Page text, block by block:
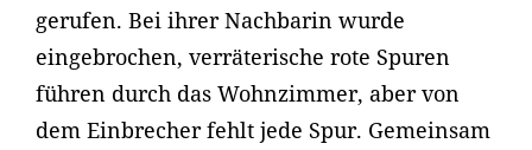
gerufen. Bei ihrer Nachbarin wurde
eingebrochen, verräterische rote Spuren
führen durch das Wohnzimmer, aber von
dem Einbrecher fehlt jede Spur. Gemeinsam